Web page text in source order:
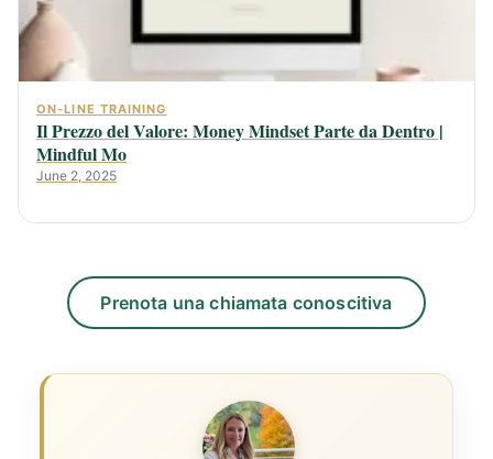
ON-LINE TRAINING
Il Prezzo del Valore: Money Mindset Parte da Dentro |
Mindful Mo
June 2, 2025
Prenota una chiamata conoscitiva